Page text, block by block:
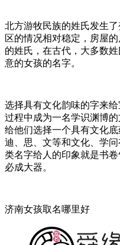
北方游牧民族的姓氏发生
区的情况相对稳定，房屋
的姓氏，在古代，大多数
意的女孩的名字。
选择具有文化韵味的字来
过程中成为一名学识渊博
给他们选择一个具有文化
迪、思、文等和文化、学
类名字给人的印象就是书
必成大器。
济南女孩取名哪里好